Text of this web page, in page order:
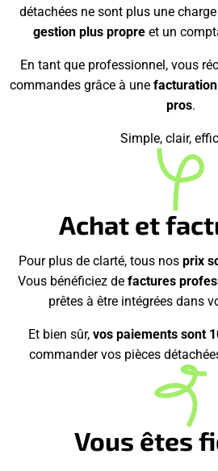
détachées ne sont plus une
gestion plus propreet un
En tant que professionnel, vous
commandes grâce à une
pros.
Simple, clair,
Achat et
Pour plus de clarté, tous nosprix
Vous bénéficiez defactures
prêtes à être intégrées dans
Et bien sûr,vos paiements sont
commander vos pièces
Vous êtes